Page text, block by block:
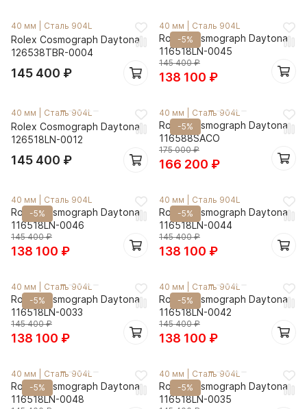
40 мм Сталь 904L
Rolex Cosmograph Daytona
126538TBR-0004
145 400 ₽
-5%
40 мм Сталь 904L
Rolex Cosmograph Daytona
116518LN-0045
145 400₽
138 100 ₽
40 мм Сталь 904L
Rolex Cosmograph Daytona
126518LN-0012
145 400 ₽
-5%
40 мм Сталь 904L
Rolex Cosmograph Daytona
116588SACO
175 000₽
166 200 ₽
-5%
40 мм Сталь 904L
Rolex Cosmograph Daytona
116518LN-0046
145 400₽
138 100 ₽
-5%
40 мм Сталь 904L
Rolex Cosmograph Daytona
116518LN-0044
145 400₽
138 100 ₽
-5%
40 мм Сталь 904L
Rolex Cosmograph Daytona
116518LN-0033
145 400₽
138 100 ₽
-5%
40 мм Сталь 904L
Rolex Cosmograph Daytona
116518LN-0042
145 400₽
138 100 ₽
-5%
40 мм Сталь 904L
Rolex Cosmograph Daytona
116518LN-0048
-5%
40 мм Сталь 904L
Rolex Cosmograph Daytona
116518LN-0035